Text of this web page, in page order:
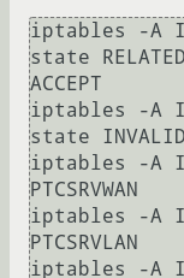
iptables -A
state
iptables -A
state
iptables -A
PTCSRVWAN
iptables -A
PTCSRVLAN
iptables -A